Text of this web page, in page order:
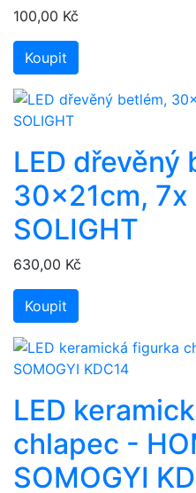
100,00 Kč
Koupit
LED dřevěný
30x21cm, 7x
SOLIGHT
630,00 Kč
Koupit
LED
chlapec -
SOMOGYI